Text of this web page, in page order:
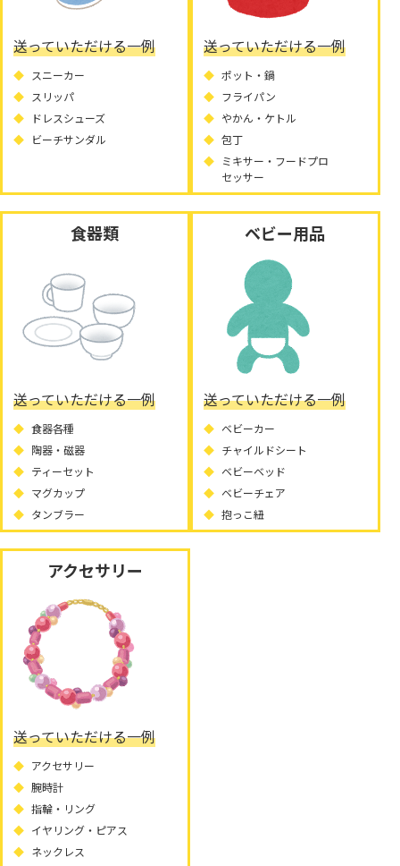
送っていただける一例
スニーカー
スリッパ
ドレスシューズ
ビーチサンダル
送っていただける一例
ポット・鍋
フライパン
やかん・ケトル
包丁
ミキサー・フードプロ
セッサー
食器類
送っていただける一例
食器各種
陶器・磁器
ティーセット
マグカップ
タンブラー
ベビー用品
送っていただける一例
ベビーカー
チャイルドシート
ベビーベッド
ベビーチェア
抱っこ紐
アクセサリー
送っていただける一例
アクセサリー
腕時計
指輪・リング
イヤリング・ピアス
ネックレス